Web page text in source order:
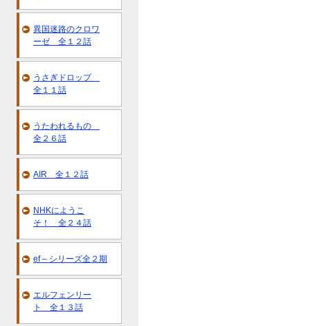
異国迷路のクロワ
ーゼ 全１２話
うさぎドロップ
全１１話
うたわれるもの
全２６話
AIR 全１２話
NHKにようこ
そ！ 全２４話
ef – シリーズ全２期
エルフェンリー
ト 全１３話